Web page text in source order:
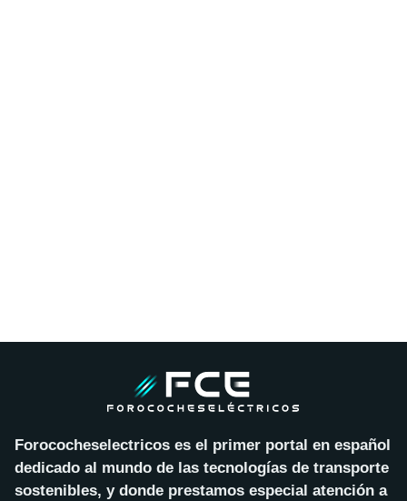
Forococheselectricos es el primer portal en español
dedicado al mundo de las tecnologías de transporte
sostenibles, y donde prestamos especial atención a